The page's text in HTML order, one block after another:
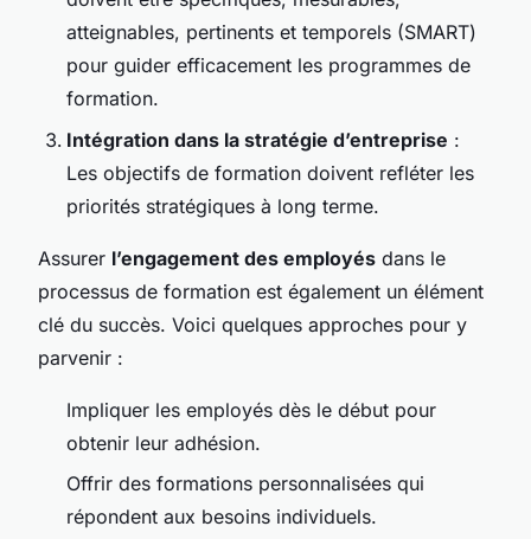
atteignables, pertinents et temporels (SMART)
pour guider efficacement les programmes de
formation.
Intégration dans la stratégie d’entreprise :
Les objectifs de formation doivent refléter les
priorités stratégiques à long terme.
Assurer l’engagement des employés dans le
processus de formation est également un élément
clé du succès. Voici quelques approches pour y
parvenir :
Impliquer les employés dès le début pour
obtenir leur adhésion.
Offrir des formations personnalisées qui
répondent aux besoins individuels.